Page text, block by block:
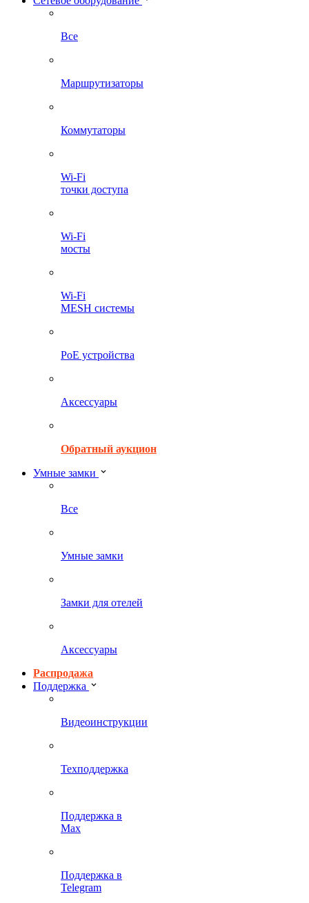
Все
Маршрутизаторы
Коммутаторы
Wi-Fi
точки доступа
Wi-Fi
мосты
Wi-Fi
MESH системы
PoE устройства
Аксессуары
Обратный аукцион
Умные замки
Все
Умные замки
Замки для отелей
Аксессуары
Распродажа
Поддержка
Видеоинструкции
Техподдержка
Поддержка в
Max
Поддержка в
Telegram